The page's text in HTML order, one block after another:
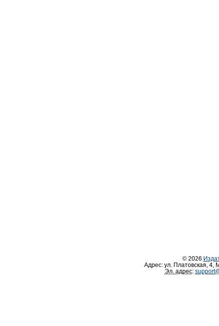
© 2026
Адрес: ул. Платовская, 4
Эл. адрес: